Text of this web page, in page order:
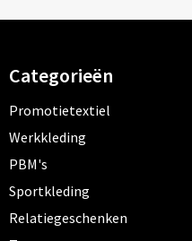
Categorieën
Promotietextiel
Werkkleding
PBM's
Sportkleding
Relatiegeschenken